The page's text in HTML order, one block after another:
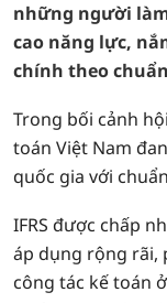
những người
cao năng lực,
chính theo
Trong bối cảnh
toán Việt Nam
quốc gia với
IFRS được chấp
áp dụng rộng rãi,
công tác kế toán